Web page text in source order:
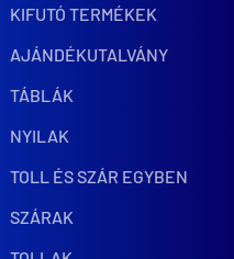
KIFUTÓ TERMÉKEK
AJÁNDÉKUTALVÁNY
TÁBLÁK
NYILAK
TOLL ÉS SZÁR EGYBEN
SZÁRAK